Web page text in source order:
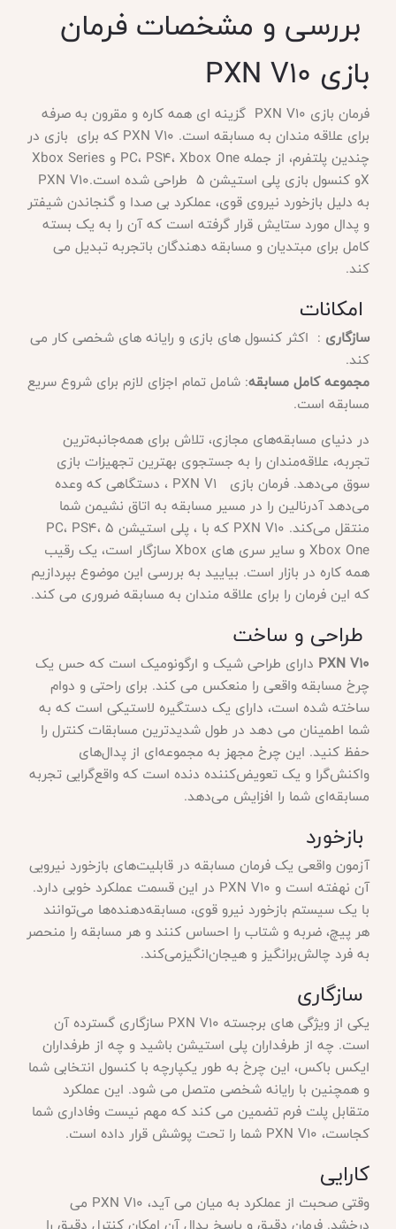
بررسی و مشخصات فرمان
بازی PXN V10
فرمان بازی PXN V10 گزینه ای همه کاره و مقرون به صرفه
برای علاقه مندان به مسابقه است. PXN V10 که برای بازی در
چندین پلتفرم، از جمله PC، PS4، Xbox One و Xbox Series
Xو کنسول بازی پلی استیشن 5 طراحی شده است.PXN V10
به دلیل بازخورد نیروی قوی، عملکرد بی صدا و گنجاندن شیفتر
و پدال مورد ستایش قرار گرفته است که آن را به یک بسته
کامل برای مبتدیان و مسابقه دهندگان باتجربه تبدیل می
کند.
امکانات
سازگاری : اکثر کنسول های بازی و رایانه های شخصی کار می
کند.
مجموعه کامل مسابقه: شامل تمام اجزای لازم برای شروع سریع
مسابقه است.
در دنیای مسابقه‌های مجازی، تلاش برای همه‌جانبه‌ترین
تجربه، علاقه‌مندان را به جستجوی بهترین تجهیزات بازی
سوق می‌دهد. فرمان بازی PXN V1 ، دستگاهی که وعده
می‌دهد آدرنالین را در مسیر مسابقه به اتاق نشیمن شما
منتقل می‌کند. PXN V10 که با ، پلی استیشن 5 PC، PS4،
Xbox One و سایر سری های Xbox سازگار است، یک رقیب
همه کاره در بازار است. بیایید به بررسی این موضوع بپردازیم
که این فرمان را برای علاقه مندان به مسابقه ضروری می کند.
طراحی و ساخت
PXN V10 دارای طراحی شیک و ارگونومیک است که حس یک
چرخ مسابقه واقعی را منعکس می کند. برای راحتی و دوام
ساخته شده است، دارای یک دستگیره لاستیکی است که به
شما اطمینان می دهد در طول شدیدترین مسابقات کنترل را
حفظ کنید. این چرخ مجهز به مجموعه‌ای از پدال‌های
واکنش‌گرا و یک تعویض‌کننده دنده است که واقع‌گرایی تجربه
مسابقه‌ای شما را افزایش می‌دهد.
بازخورد
آزمون واقعی یک فرمان مسابقه در قابلیت‌های بازخورد نیرویی
آن نهفته است و PXN V10 در این قسمت عملکرد خوبی دارد.
با یک سیستم بازخورد نیرو قوی، مسابقه‌دهنده‌ها می‌توانند
هر پیچ، ضربه و شتاب را احساس کنند و هر مسابقه را منحصر
به فرد چالش‌برانگیز و هیجان‌انگیزمی‌کند.
سازگاری
یکی از ویژگی های برجسته PXN V10 سازگاری گسترده آن
است. چه از طرفداران پلی استیشن باشید و چه از طرفداران
ایکس باکس، این چرخ به طور یکپارچه با کنسول انتخابی شما
و همچنین با رایانه شخصی متصل می شود. این عملکرد
متقابل پلت فرم تضمین می کند که مهم نیست وفاداری شما
کجاست، PXN V10 شما را تحت پوشش قرار داده است.
کارایی
وقتی صحبت از عملکرد به میان می آید، PXN V10 می